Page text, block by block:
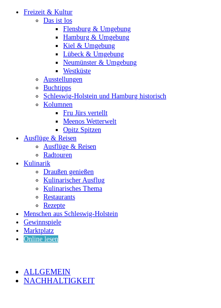
Freizeit & Kultur
Das ist los
Flensburg & Umgebung
Hamburg & Umgebung
Kiel & Umgebung
Lübeck & Umgebung
Neumünster & Umgebung
Westküste
Ausstellungen
Buchtipps
Schleswig-Holstein und Hamburg historisch
Kolumnen
Fru Jürs vertellt
Meenos Wetterwelt
Opitz Spitzen
Ausflüge & Reisen
Ausflüge & Reisen
Radtouren
Kulinarik
Draußen genießen
Kulinarischer Ausflug
Kulinarisches Thema
Restaurants
Rezepte
Menschen aus Schleswig-Holstein
Gewinnspiele
Marktplatz
Online lesen
ALLGEMEIN
NACHHALTIGKEIT